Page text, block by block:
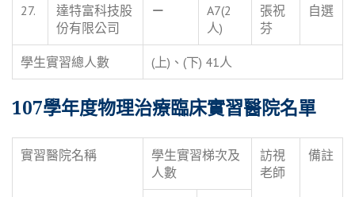
27.
達特富科技股
份有限公司
－
A7(2
人)
張祝
芬
自選
學生實習總人數 (上)、(下) 41人
107學年度物理治療臨床實習醫院名單
實習醫院名稱
學生實習梯次及
人數
訪視
老師
備註